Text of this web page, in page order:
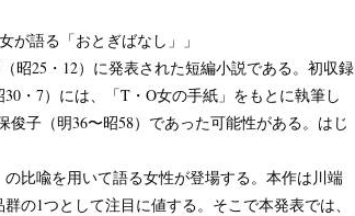
語る「おとぎばなし」」
昭25・12）に発表された短編小説である。初収録
・7）には、「T・O女の手紙」をもとに執筆し
子（明36〜昭58）であった可能性がある。はじ
比喩を用いて語る女性が登場する。本作は川端
の1つとして注目に値する。そこで本発表では、